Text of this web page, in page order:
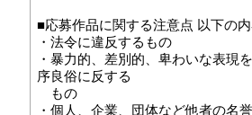
■応募作品に関する注意点 以下の
・法令に違反するもの
・暴力的、差別的、卑わいな表現
序良俗に反する
もの
・個人、企業、団体など他者の名